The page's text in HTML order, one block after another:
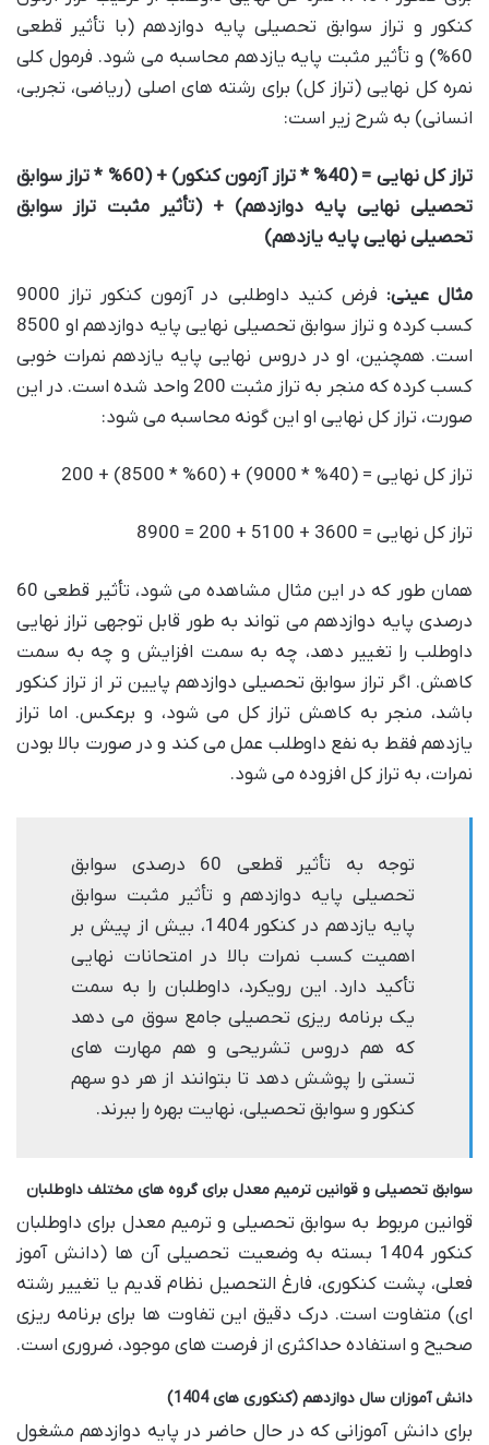
کنکور و تراز سوابق تحصیلی پایه دوازدهم (با تأثیر قطعی
60%) و تأثیر مثبت پایه یازدهم محاسبه می شود. فرمول کلی
نمره کل نهایی (تراز کل) برای رشته های اصلی (ریاضی، تجربی،
انسانی) به شرح زیر است:
تراز کل نهایی = (40% * تراز آزمون کنکور) + (60% * تراز سوابق
تحصیلی نهایی پایه دوازدهم) + (تأثیر مثبت تراز سوابق
تحصیلی نهایی پایه یازدهم)
مثال عینی:
فرض کنید داوطلبی در آزمون کنکور تراز 9000
کسب کرده و تراز سوابق تحصیلی نهایی پایه دوازدهم او 8500
است. همچنین، او در دروس نهایی پایه یازدهم نمرات خوبی
کسب کرده که منجر به تراز مثبت 200 واحد شده است. در این
صورت، تراز کل نهایی او این گونه محاسبه می شود:
تراز کل نهایی = (40% * 9000) + (60% * 8500) + 200
تراز کل نهایی = 3600 + 5100 + 200 = 8900
همان طور که در این مثال مشاهده می شود، تأثیر قطعی 60
درصدی پایه دوازدهم می تواند به طور قابل توجهی تراز نهایی
داوطلب را تغییر دهد، چه به سمت افزایش و چه به سمت
کاهش. اگر تراز سوابق تحصیلی دوازدهم پایین تر از تراز کنکور
باشد، منجر به کاهش تراز کل می شود، و برعکس. اما تراز
یازدهم فقط به نفع داوطلب عمل می کند و در صورت بالا بودن
نمرات، به تراز کل افزوده می شود.
توجه به تأثیر قطعی 60 درصدی سوابق
تحصیلی پایه دوازدهم و تأثیر مثبت سوابق
پایه یازدهم در کنکور 1404، بیش از پیش بر
اهمیت کسب نمرات بالا در امتحانات نهایی
تأکید دارد. این رویکرد، داوطلبان را به سمت
یک برنامه ریزی تحصیلی جامع سوق می دهد
که هم دروس تشریحی و هم مهارت های
تستی را پوشش دهد تا بتوانند از هر دو سهم
کنکور و سوابق تحصیلی، نهایت بهره را ببرند.
سوابق تحصیلی و قوانین ترمیم معدل برای گروه های مختلف داوطلبان
قوانین مربوط به سوابق تحصیلی و ترمیم معدل برای داوطلبان
کنکور 1404 بسته به وضعیت تحصیلی آن ها (دانش آموز
فعلی، پشت کنکوری، فارغ التحصیل نظام قدیم یا تغییر رشته
ای) متفاوت است. درک دقیق این تفاوت ها برای برنامه ریزی
صحیح و استفاده حداکثری از فرصت های موجود، ضروری است.
دانش آموزان سال دوازدهم (کنکوری های 1404)
برای دانش آموزانی که در حال حاضر در پایه دوازدهم مشغول